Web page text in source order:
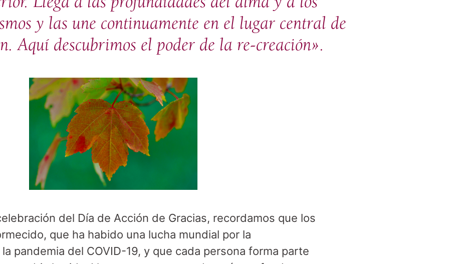
y las une continuamente en el lugar central de
Aquí descubrimos el poder de la re-creación».
del Día de Acción de Gracias, recordamos que los
que ha habido una lucha mundial por la
pandemia del COVID-19, y que cada persona forma parte